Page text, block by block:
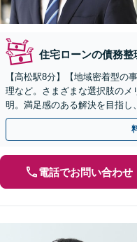
住宅ローンの債務整
【高松駅8分】【地域密着型の
理など。さまざまな選択肢の
明。満足感のある解決を目指
OK（要予約）】
電話でお問い合わせ